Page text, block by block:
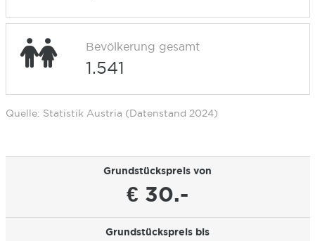
Bevölkerung gesamt
1.541
Quelle: Statistik Austria (Datenstand 2024)
Grundstückspreis von
€ 30.-
Grundstückspreis bis